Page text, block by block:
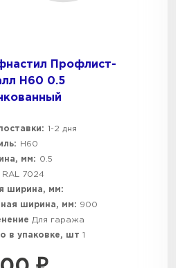
Профлист-
Н60 0.5
1-2 дня
Н60
мм:
0.5
RAL 7024
ширина, мм:
ширина, мм: 900
Для гаража
в упаковке, шт 1